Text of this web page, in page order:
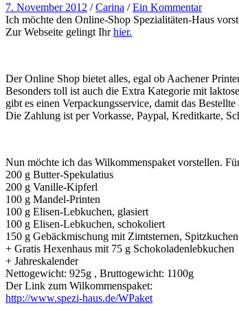
7. November 2012 /Carina /Ein Kommentar
Ich möchte den Online-Shop Spezialitäten-Haus
Zur Webseite gelingt Ihrhier.
Der Online Shop bietet alles, egal ob Aachener
Besonders toll ist auch die Extra Kategorie mit
gibt es einen Verpackungsservice, damit das
Die Zahlung ist per Vorkasse, Paypal, Kreditkarte,
Nun möchte ich das Wilkommenspaket vorstellen.
200 g Butter-Spekulatius
200 g Vanille-Kipferl
100 g Mandel-Printen
100 g Elisen-Lebkuchen, glasiert
100 g Elisen-Lebkuchen, schokoliert
150 g Gebäckmischung mit Zimtsternen,
+ Gratis Hexenhaus mit 75 g Schokoladenlebkuchen
+ Jahreskalender
Nettogewicht: 925g , Bruttogewicht: 1100g
Der Link zum Wilkommenspaket:
http://www.spezi-haus.de/WPaket